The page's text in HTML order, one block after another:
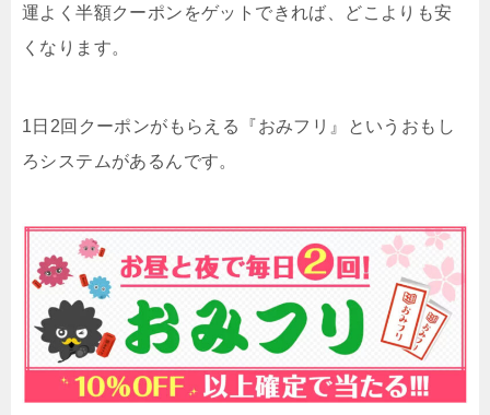
運よく半額クーポンをゲットできれば、どこよりも安
くなります。
1日2回クーポンがもらえる『おみフリ』というおもし
ろシステムがあるんです。